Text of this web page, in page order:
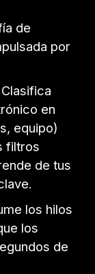
de
por
Clasifica
en
equipo)
filtros
de tus
los hilos
los
de